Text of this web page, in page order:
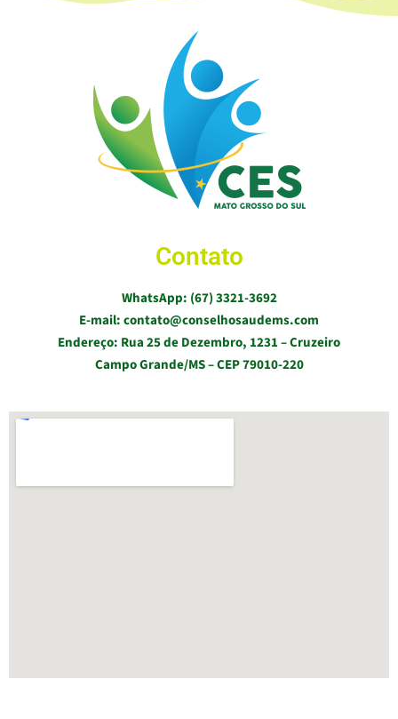
Contato
WhatsApp: (67) 3321-3692
E-mail: contato@conselhosaudems.com
Endereço: Rua 25 de Dezembro, 1231 – Cruzeiro
Campo Grande/MS – CEP 79010-220